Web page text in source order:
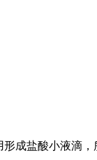
成盐酸小液滴